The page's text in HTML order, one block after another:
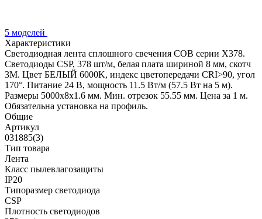
5 моделей
Характеристики
Светодиодная лента сплошного свечения COB серии X378.
Светодиоды CSP, 378 шт/м, белая плата шириной 8 мм, скотч
3M. Цвет БЕЛЫЙ 6000K, индекс цветопередачи CRI>90, угол
170°. Питание 24 В, мощность 11.5 Вт/м (57.5 Вт на 5 м).
Размеры 5000x8x1.6 мм. Мин. отрезок 55.55 мм. Цена за 1 м.
Обязательна установка на профиль.
Общие
Артикул
031885(3)
Тип товара
Лента
Класс пылевлагозащиты
IP20
Типоразмер светодиода
CSP
Плотность светодиодов